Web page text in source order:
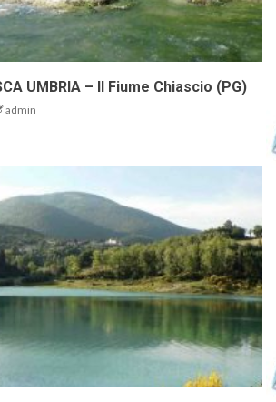
UMBRIA – Il Fiume Chiascio (PG)
admin